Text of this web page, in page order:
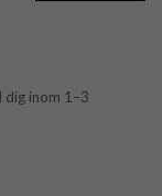
dig inom 1–3